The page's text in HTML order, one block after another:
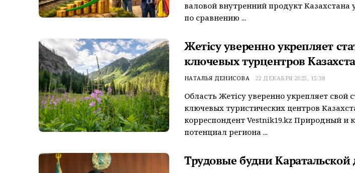
валовой внутренний продукт Казахстана
по сравнению ...
Жетiсу уверенно укрепляет
ключевых турцентров
НАТАЛЬЯ ДЕНИСОВА 22 ДЕКАБРЯ 2025, 15:38
Область Жетiсу уверенно укрепляет свой
ключевых туристических центров
корреспондент Vestnik19.kz Природный и
потенциал региона ...
Трудовые будни